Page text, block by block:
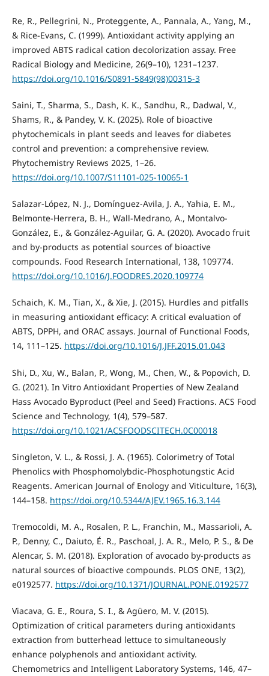
Re, R., Pellegrini, N., Proteggente, A., Pannala, A., Yang, M.,
& Rice-Evans, C. (1999). Antioxidant activity applying an
improved ABTS radical cation decolorization assay. Free
Radical Biology and Medicine, 26(9–10), 1231–1237.
https://doi.org/10.1016/S0891-5849(98)00315-3
Saini, T., Sharma, S., Dash, K. K., Sandhu, R., Dadwal, V.,
Shams, R., & Pandey, V. K. (2025). Role of bioactive
phytochemicals in plant seeds and leaves for diabetes
control and prevention: a comprehensive review.
Phytochemistry Reviews 2025, 1–26.
https://doi.org/10.1007/S11101-025-10065-1
Salazar-López, N. J., Domínguez-Avila, J. A., Yahia, E. M.,
Belmonte-Herrera, B. H., Wall-Medrano, A., Montalvo-
González, E., & González-Aguilar, G. A. (2020). Avocado fruit
and by-products as potential sources of bioactive
compounds. Food Research International, 138, 109774.
https://doi.org/10.1016/J.FOODRES.2020.109774
Schaich, K. M., Tian, X., & Xie, J. (2015). Hurdles and pitfalls
in measuring antioxidant efficacy: A critical evaluation of
ABTS, DPPH, and ORAC assays. Journal of Functional Foods,
14, 111–125. https://doi.org/10.1016/J.JFF.2015.01.043
Shi, D., Xu, W., Balan, P., Wong, M., Chen, W., & Popovich, D.
G. (2021). In Vitro Antioxidant Properties of New Zealand
Hass Avocado Byproduct (Peel and Seed) Fractions. ACS Food
Science and Technology, 1(4), 579–587.
https://doi.org/10.1021/ACSFOODSCITECH.0C00018
Singleton, V. L., & Rossi, J. A. (1965). Colorimetry of Total
Phenolics with Phosphomolybdic-Phosphotungstic Acid
Reagents. American Journal of Enology and Viticulture, 16(3),
144–158. https://doi.org/10.5344/AJEV.1965.16.3.144
Tremocoldi, M. A., Rosalen, P. L., Franchin, M., Massarioli, A.
P., Denny, C., Daiuto, É. R., Paschoal, J. A. R., Melo, P. S., & De
Alencar, S. M. (2018). Exploration of avocado by-products as
natural sources of bioactive compounds. PLOS ONE, 13(2),
e0192577. https://doi.org/10.1371/JOURNAL.PONE.0192577
Viacava, G. E., Roura, S. I., & Agüero, M. V. (2015).
Optimization of critical parameters during antioxidants
extraction from butterhead lettuce to simultaneously
enhance polyphenols and antioxidant activity.
Chemometrics and Intelligent Laboratory Systems, 146, 47–